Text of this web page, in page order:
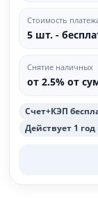
Стоимость
5 шт. -
Снятие наличных
от 2.5% от
Счет+КЭП
Действует 1